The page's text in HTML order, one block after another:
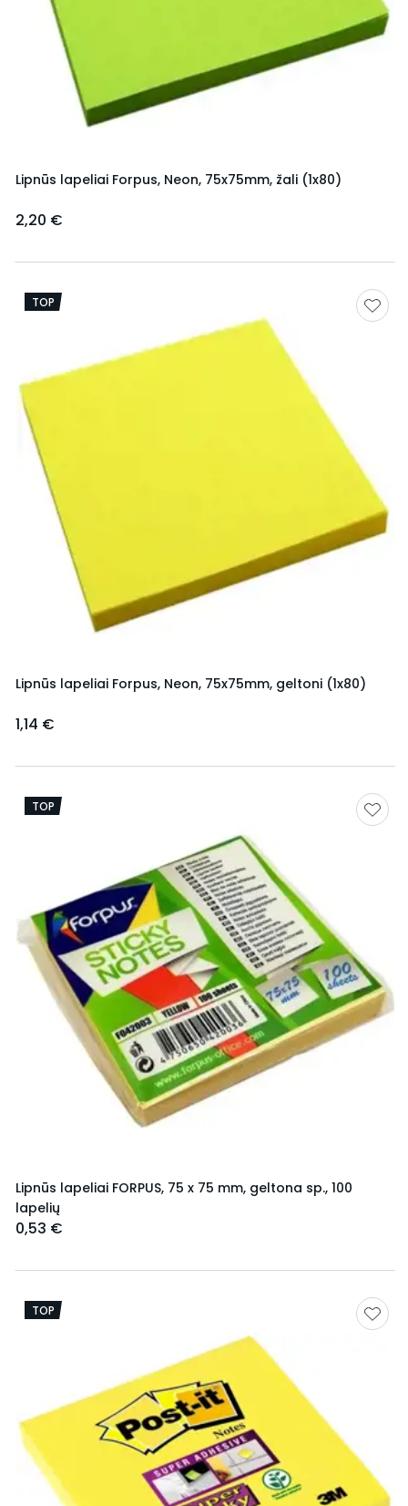
Lipnūs lapeliai Forpus, Neon, 75x75mm, žali (1x80)
2,20 €
TOP
Lipnūs lapeliai Forpus, Neon, 75x75mm, geltoni (1x80)
1,14 €
TOP
Lipnūs lapeliai FORPUS, 75 x 75 mm, geltona sp., 100
lapelių
0,53 €
TOP